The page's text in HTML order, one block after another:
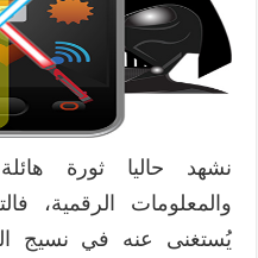
نشهد حاليا ثورة
والمعلومات الرقمية،
يُستغنى عنه في نسيج